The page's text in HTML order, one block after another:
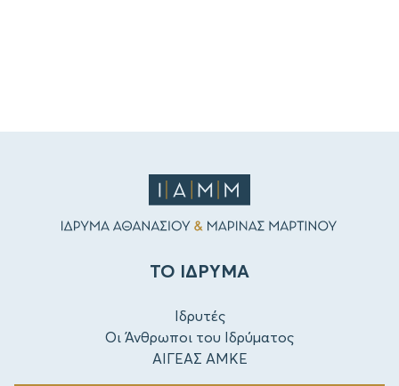
ΤΟ ΙΔΡΥΜΑ
Ιδρυτές
Οι Άνθρωποι του Ιδρύματος
ΑΙΓΕΑΣ ΑΜΚΕ